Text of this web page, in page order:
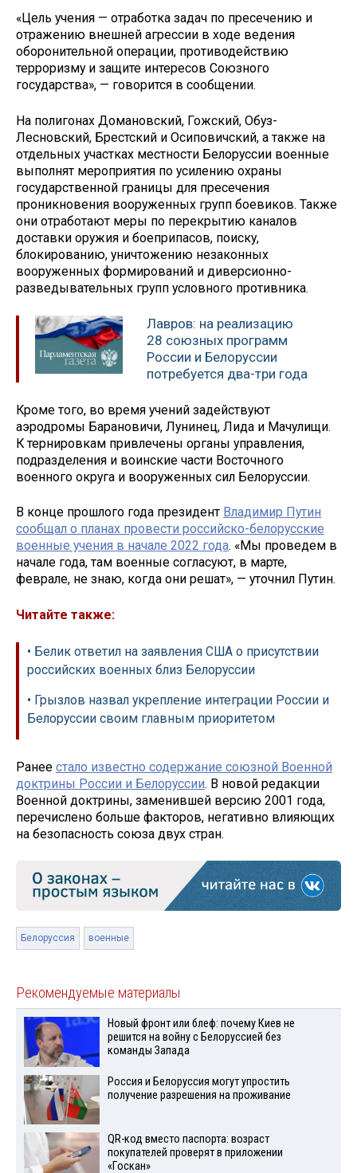
«Цель учения — отработка задач по пресечению и
отражению внешней агрессии в ходе ведения
оборонительной операции, противодействию
терроризму и защите интересов Союзного
государства», — говорится в сообщении.
На полигонах Домановский, Гожский, Обуз-
Лесновский, Брестский и Осиповичский, а также на
отдельных участках местности Белоруссии военные
выполнят мероприятия по усилению охраны
государственной границы для пресечения
проникновения вооруженных групп боевиков. Также
они отработают меры по перекрытию каналов
доставки оружия и боеприпасов, поиску,
блокированию, уничтожению незаконных
вооруженных формирований и диверсионно-
разведывательных групп условного противника.
Лавров: на реализацию
28 союзных программ
России и Белоруссии
потребуется два-три года
Кроме того, во время учений задействуют
аэродромы Барановичи, Лунинец, Лида и Мачулищи.
К тернировкам привлечены органы управления,
подразделения и воинские части Восточного
военного округа и вооруженных сил Белоруссии.
В конце прошлого года президент Владимир Путин
сообщал о планах провести российско-белорусские
военные учения в начале 2022 года. «Мы проведем в
начале года, там военные согласуют, в марте,
феврале, не знаю, когда они решат», — уточнил Путин.
Читайте также:
• Белик ответил на заявления США о присутствии
российских военных близ Белоруссии
• Грызлов назвал укрепление интеграции России и
Белоруссии своим главным приоритетом
Ранее стало известно содержание союзной Военной
доктрины России и Белоруссии. В новой редакции
Военной доктрины, заменившей версию 2001 года,
перечислено больше факторов, негативно влияющих
на безопасность союза двух стран.
Белоруссия военные
Рекомендуемые материалы
Новый фронт или блеф: почему Киев не
решится на войну с Белоруссией без
команды Запада
Россия и Белоруссия могут упростить
получение разрешения на проживание
QR-код вместо паспорта: возраст
покупателей проверят в приложении
«Госкан»